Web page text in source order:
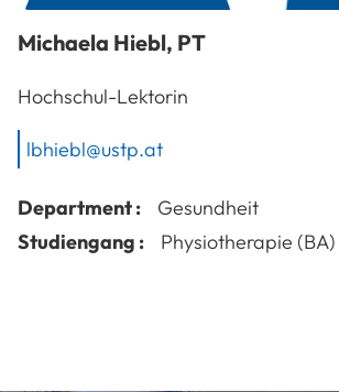
Michaela Hiebl, PT
Hochschul-Lektorin
lbhiebl@ustp.at
Department :
Gesundheit
Studiengang :
Physiotherapie (BA)